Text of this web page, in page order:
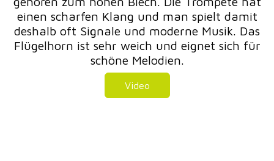
einen scharfen Klang und man spielt damit
deshalb oft Signale und moderne Musik. Das
Flügelhorn ist sehr weich und eignet sich für
schöne Melodien.
Video